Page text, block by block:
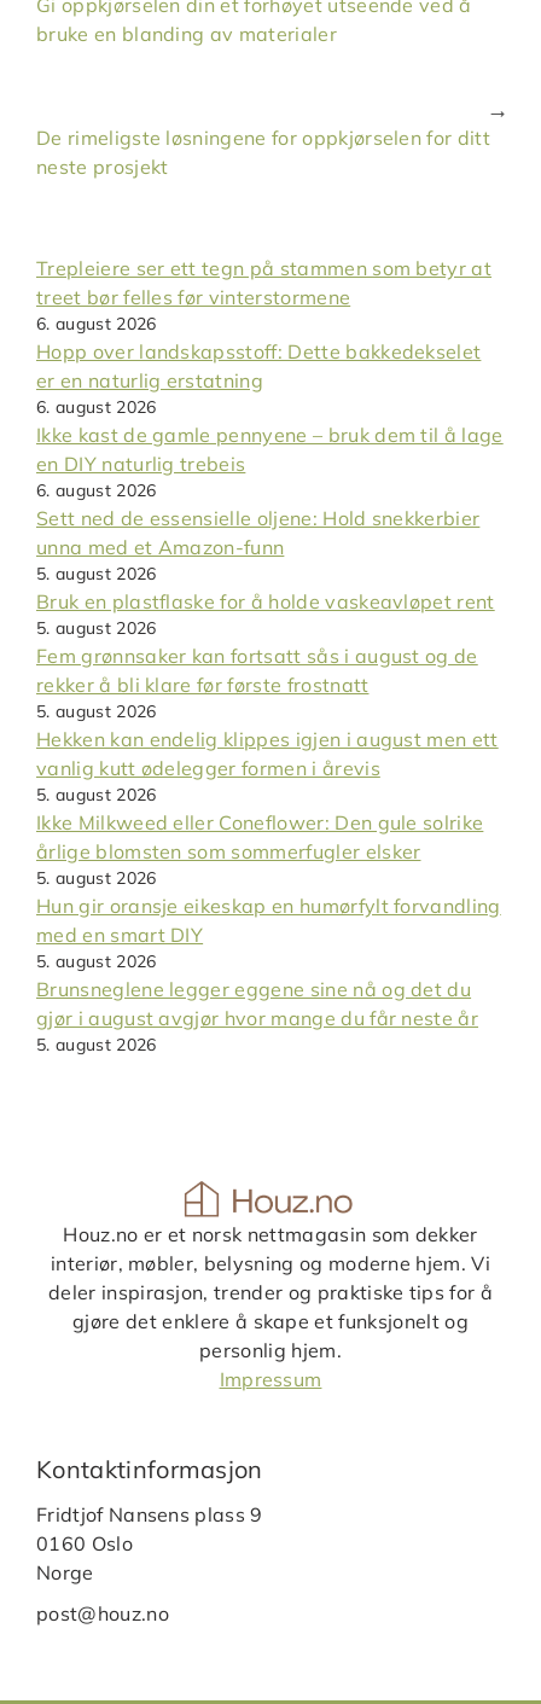
Gi oppkjørselen din et forhøyet utseende ved å
bruke en blanding av materialer
De rimeligste løsningene for oppkjørselen for ditt
neste prosjekt
Trepleiere ser ett tegn på stammen som betyr at
treet bør felles før vinterstormene
6. august 2026
Hopp over landskapsstoff: Dette bakkedekselet
er en naturlig erstatning
6. august 2026
Ikke kast de gamle pennyene – bruk dem til å lage
en DIY naturlig trebeis
6. august 2026
Sett ned de essensielle oljene: Hold snekkerbier
unna med et Amazon-funn
5. august 2026
Bruk en plastflaske for å holde vaskeavløpet rent
5. august 2026
Fem grønnsaker kan fortsatt sås i august og de
rekker å bli klare før første frostnatt
5. august 2026
Hekken kan endelig klippes igjen i august men ett
vanlig kutt ødelegger formen i årevis
5. august 2026
Ikke Milkweed eller Coneflower: Den gule solrike
årlige blomsten som sommerfugler elsker
5. august 2026
Hun gir oransje eikeskap en humørfylt forvandling
med en smart DIY
5. august 2026
Brunsneglene legger eggene sine nå og det du
gjør i august avgjør hvor mange du får neste år
5. august 2026
Houz.no er et norsk nettmagasin som dekker
interiør, møbler, belysning og moderne hjem. Vi
deler inspirasjon, trender og praktiske tips for å
gjøre det enklere å skape et funksjonelt og
personlig hjem.
Impressum
Kontaktinformasjon
Fridtjof Nansens plass 9
0160 Oslo
Norge
post@houz.no